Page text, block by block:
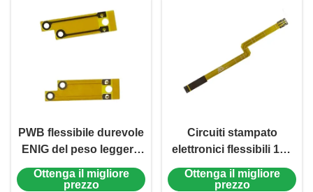
PWB flessibile durevole
ENIG del peso leggero
0.1mm del bordo del
PWB 2 strati
Ottenga il migliore
prezzo
Circuiti stampato
elettronici flessibili 1oz
0.2mm ENIG 2 strati
Ottenga il migliore
prezzo